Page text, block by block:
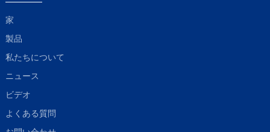
家
製品
私たちについて
ニュース
ビデオ
よくある質問